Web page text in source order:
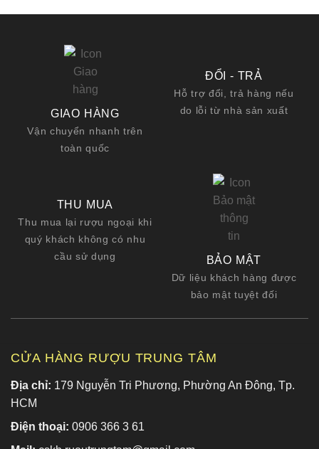
GIAO HÀNG
Vận chuyển nhanh trên
toàn quốc
ĐỔI - TRẢ
Hỗ trợ đổi, trả hàng nếu
do lỗi từ nhà sản xuất
THU MUA
Thu mua lại rượu ngoại khi
quý khách không có nhu
cầu sử dụng
BẢO MẬT
Dữ liệu khách hàng được
bảo mật tuyệt đối
CỬA HÀNG RƯỢU TRUNG TÂM
Địa chỉ: 179 Nguyễn Tri Phương, Phường An Đông, Tp.
HCM
Điện thoại: 0906 366 3 61